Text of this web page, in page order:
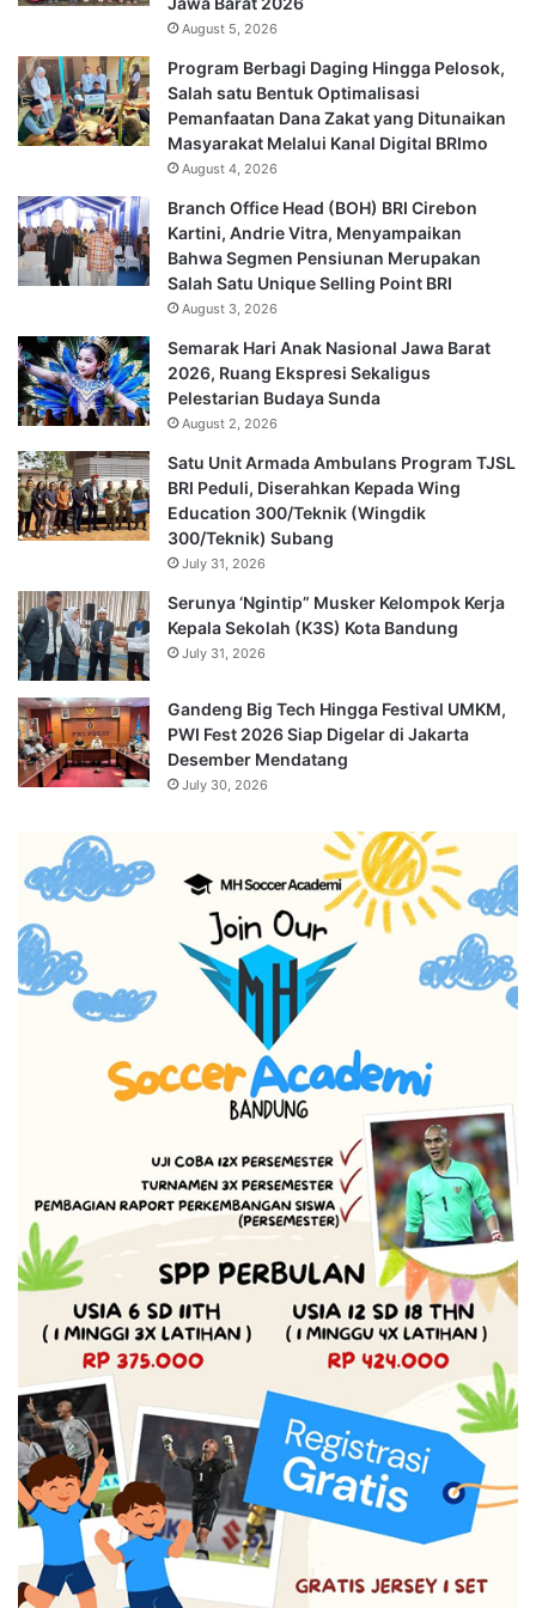
August 5, 2026
Program Berbagi Daging Hingga Pelosok,
Salah satu Bentuk Optimalisasi
Pemanfaatan Dana Zakat yang Ditunaikan
Masyarakat Melalui Kanal Digital BRImo
August 4, 2026
Branch Office Head (BOH) BRI Cirebon
Kartini, Andrie Vitra, Menyampaikan
Bahwa Segmen Pensiunan Merupakan
Salah Satu Unique Selling Point BRI
August 3, 2026
Semarak Hari Anak Nasional Jawa Barat
2026, Ruang Ekspresi Sekaligus
Pelestarian Budaya Sunda
August 2, 2026
Satu Unit Armada Ambulans Program TJSL
BRI Peduli, Diserahkan Kepada Wing
Education 300/Teknik (Wingdik
300/Teknik) Subang
July 31, 2026
Serunya ‘Ngintip” Musker Kelompok Kerja
Kepala Sekolah (K3S) Kota Bandung
July 31, 2026
Gandeng Big Tech Hingga Festival UMKM,
PWI Fest 2026 Siap Digelar di Jakarta
Desember Mendatang
July 30, 2026